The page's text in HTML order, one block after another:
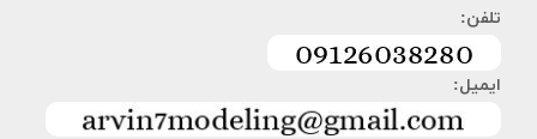
تلفن:
ایمیل: